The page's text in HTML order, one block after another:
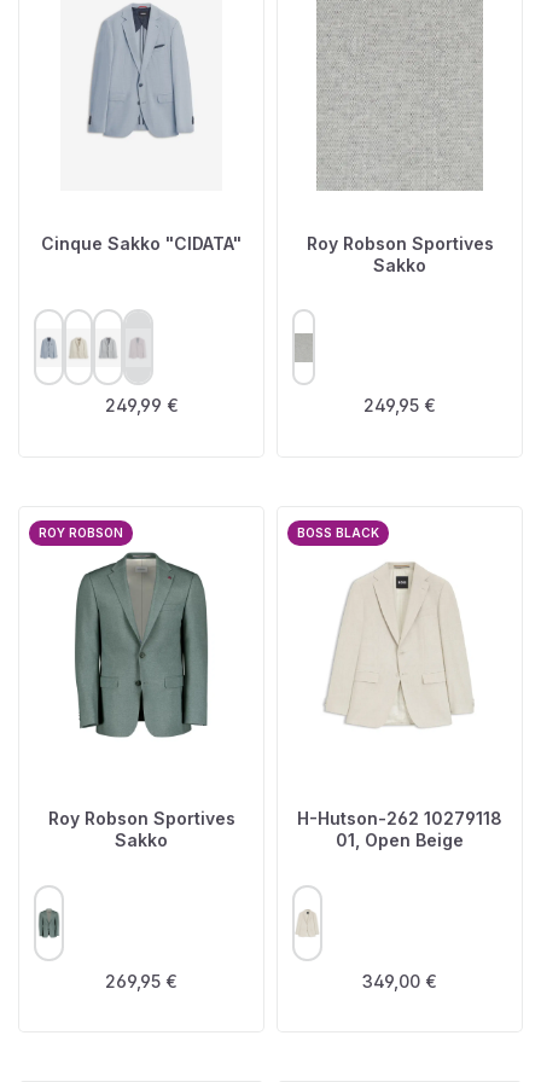
Cinque Sakko "CIDATA"
FARBEAUSWÄHLEN
(Diese Option ist zurzeit nicht verfügbar.)
Regulärer Preis:
249,99 €
Roy Robson Sportives
Sakko
FARBE
Regulärer Preis:
249,95 €
ROY ROBSON
Roy Robson Sportives
Sakko
FARBE
Regulärer Preis:
269,95 €
BOSS BLACK
H-Hutson-262 10279118
01, Open Beige
FARBE
Regulärer Preis:
349,00 €